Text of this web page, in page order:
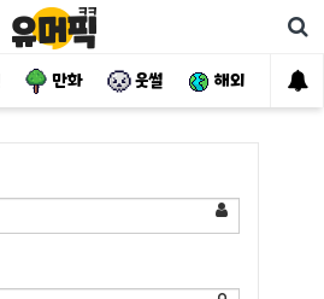
만화 웃썰 해외 핫